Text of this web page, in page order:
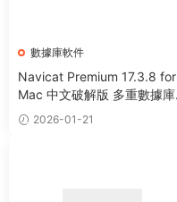
數據庫軟件
Navicat Premium 17.3.8 for
Mac 中文破解版 多重數據庫
管理工具
2026-01-21